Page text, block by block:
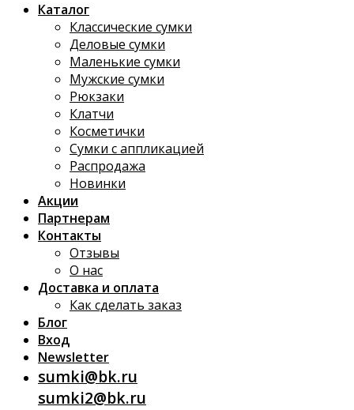
Каталог
Классические сумки
Деловые сумки
Маленькие сумки
Мужские сумки
Рюкзаки
Клатчи
Косметички
Сумки с аппликацией
Распродажа
Новинки
Акции
Партнерам
Контакты
Отзывы
О нас
Доставка и оплата
Как сделать заказ
Блог
Вход
Newsletter
sumki@bk.ru
sumki2@bk.ru